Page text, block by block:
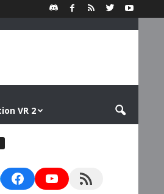
VR 2
FacebookYouTubeRSS Feed